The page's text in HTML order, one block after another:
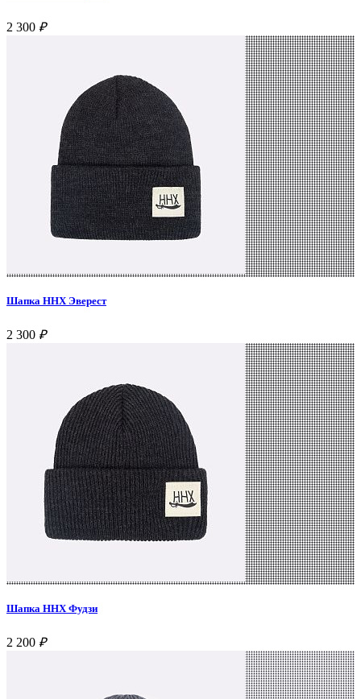
2 300 ₽
Шапка ННХ Эверест
2 300 ₽
Шапка ННХ Фудзи
2 200 ₽